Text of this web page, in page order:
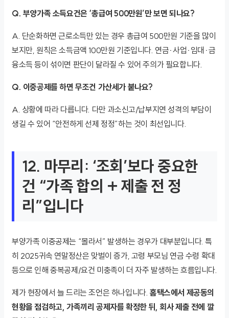
Q. 부양가족 소득요건은 ‘총급여 500만원’만 보면 되나요?
A. 단순화하면 근로소득만 있는 경우 총급여 500만원 기준을 많이
보지만, 원칙은 소득금액 100만원 기준입니다. 연금·사업·임대·금
융소득 등이 섞이면 판단이 달라질 수 있어 주의가 필요합니다.
Q. 이중공제를 하면 무조건 가산세가 붙나요?
A. 상황에 따라 다릅니다. 다만 과소신고/납부지연 성격의 부담이
생길 수 있어 “안전하게 선제 정정”하는 것이 최선입니다.
12. 마무리: ‘조회’보다 중요한
건 “가족 합의 + 제출 전 정
리”입니다
부양가족 이중공제는 “몰라서” 발생하는 경우가 대부분입니다. 특
히 2025귀속 연말정산은 맞벌이 증가, 고령 부모님 연금 수령 확대
등으로 인해 중복공제/요건 미충족이 더 자주 발생하는 흐름입니다.
제가 현장에서 늘 드리는 조언은 하나입니다. 홈택스에서 제공동의
현황을 점검하고, 가족끼리 공제자를 확정한 뒤, 회사 제출 전에 깔